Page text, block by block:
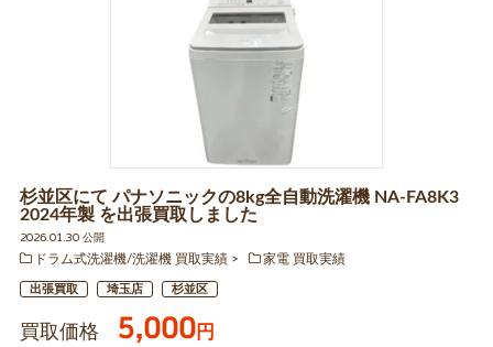
杉並区にて パナソニックの8kg全自動洗濯機 NA-FA8K3
2024年製 を出張買取しました
2026.01.30 公開
ドラム式洗濯機/洗濯機 買取実績
家電 買取実績
出張買取 埼玉店 杉並区
買取価格 5,000円